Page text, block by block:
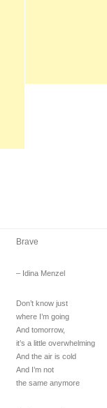
Brave
– Idina Menzel
Don’t know just
where I’m going
And tomorrow,
it’s a little overwhelming
And the air is cold
And I’m not
the same anymore